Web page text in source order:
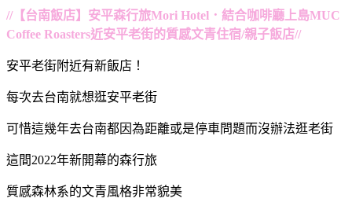
//【台南飯店】安平森行旅Mori Hotel．結合咖啡廳上島MUC
Coffee Roasters近安平老街的質感文青住宿/親子飯店//
安平老街附近有新飯店！
每次去台南就想逛安平老街
可惜這幾年去台南都因為距離或是停車問題而沒辦法逛老街
這間2022年新開幕的森行旅
質感森林系的文青風格非常貌美